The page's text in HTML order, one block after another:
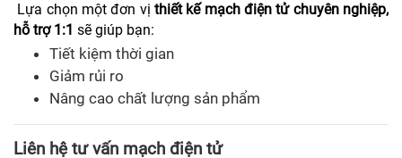
Lựa chọn một đơn vị thiết kế mạch điện tử chuyên nghiệp,
hỗ trợ 1:1 sẽ giúp bạn:
Tiết kiệm thời gian
Giảm rủi ro
Nâng cao chất lượng sản phẩm
Liên hệ tư vấn mạch điện tử